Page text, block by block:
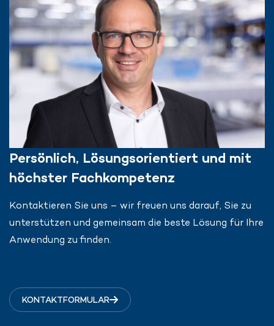
Persönlich, Lösungsorientiert und mit
höchster Fachkompetenz
Kontaktieren Sie uns – wir freuen uns darauf, Sie zu
unterstützen und gemeinsam die beste Lösung für Ihre
Anwendung zu finden.
KONTAKTFORMULAR